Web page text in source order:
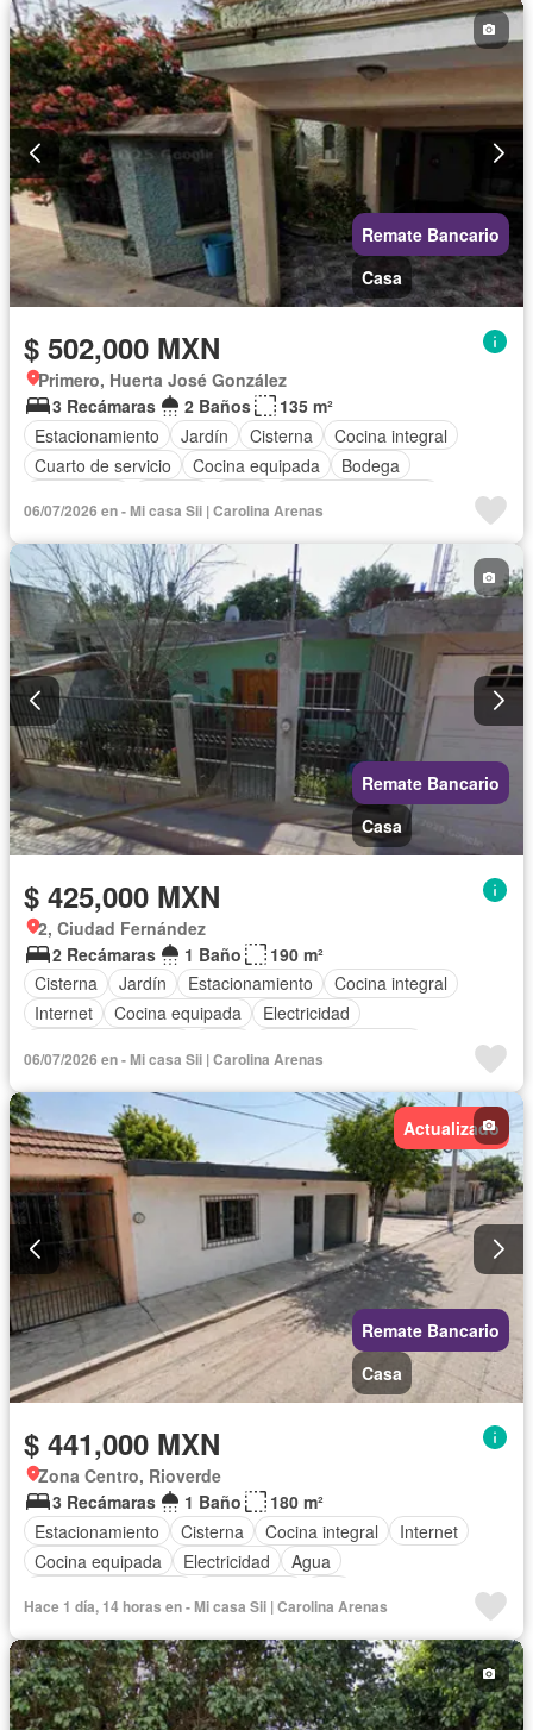
Remate Bancario
Casa
$ 502,000 MXN
Primero, Huerta José González
3 Recámaras
2 Baños
135 m²
Estacionamiento
Jardín Cisterna
Cocina integral
Cuarto de servicio
Cocina equipada
Bodega
Televisión por cable
Gas natural
Zonas verdes
Despacho
Vista panorámica Recámara con closet
Wifi
Conserje
Permite mascotas
Permite niños
Sin amueblar
06/07/2026 en - Mi casa Sii | Carolina Arenas
Remate Bancario
Casa
$ 425,000 MXN
2, Ciudad Fernández
2 Recámaras
1 Baño
190 m²
Cisterna
Jardín Estacionamiento
Cocina integral
Internet
Cocina equipada
Electricidad
Gas natural
Recámara con closet
Permite mascotas
Permite niños
Parcialmente amueblado
06/07/2026 en - Mi casa Sii | Carolina Arenas
Actualizado
Remate Bancario
Casa
$ 441,000 MXN
Zona Centro, Rioverde
3 Recámaras
1 Baño
180 m²
Estacionamiento
Cisterna Cocina integral
Internet
Cocina equipada
Electricidad
Agua
Recámara con closet
Permite mascotas
Permite niños
Parcialmente amueblado
Hace 1 día, 14 horas en - Mi casa Sii | Carolina Arenas